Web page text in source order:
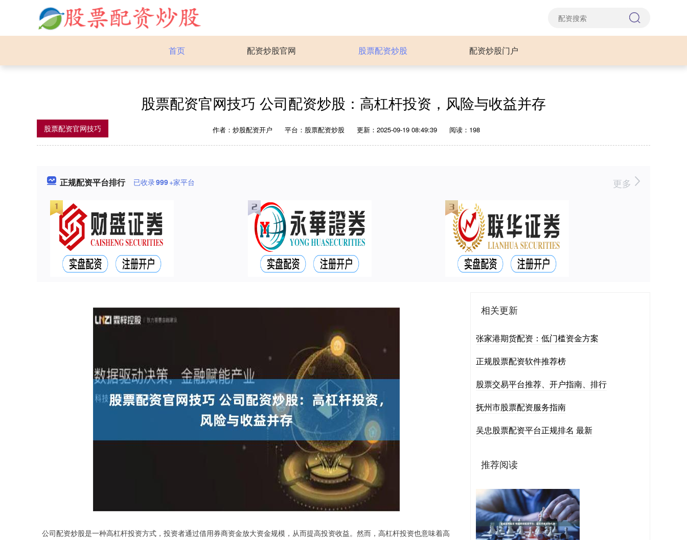
首页 配资炒股官网 股票配资炒股 配资炒股门户
股票配资官网技巧 公司配资炒股：高杠杆投资，风险与收益并存
股票配资官网技巧 作者：炒股配资开户 平台：股票配资炒股 更新：2025-09-19 08:49:39 阅读：198
正规配资平台排行 已收录999+家平台 更多
公司配资炒股是一种高杠杆投资方式，投资者通过借用券商资金放大资金规模，从而提高投资收益。然而，高杠杆投资也意味着高
相关更新
张家港期货配资：低门槛资金方案
正规股票配资软件推荐榜
股票交易平台推荐、开户指南、排行
抚州市股票配资服务指南
吴忠股票配资平台正规排名 最新
推荐阅读